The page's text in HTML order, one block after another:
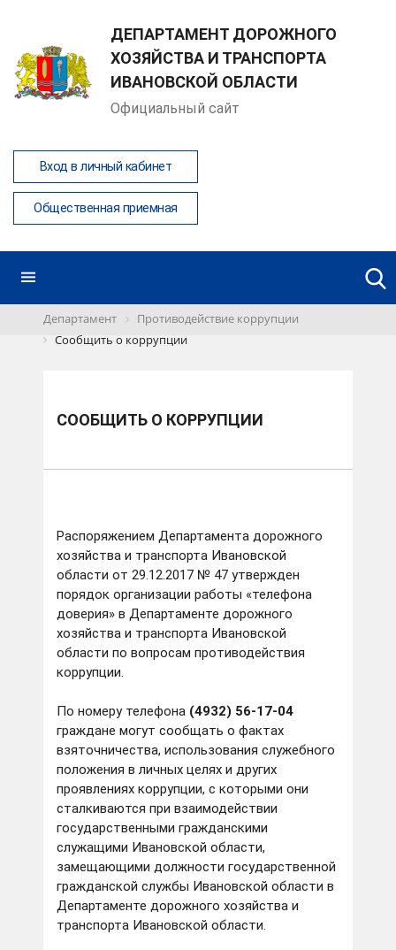
ДЕПАРТАМЕНТ ДОРОЖНОГО
ХОЗЯЙСТВА И ТРАНСПОРТА
ИВАНОВСКОЙ ОБЛАСТИ
Официальный сайт
Вход в личный кабинет
Общественная приемная
Департамент
Противодействие коррупции
Сообщить о коррупции
СООБЩИТЬ О КОРРУПЦИИ
Распоряжением Департамента дорожного
хозяйства и транспорта Ивановской
области от 29.12.2017 № 47 утвержден
порядок организации работы «телефона
доверия» в Департаменте дорожного
хозяйства и транспорта Ивановской
области по вопросам противодействия
коррупции.
По номеру телефона (4932) 56-17-04
граждане могут сообщать о фактах
взяточничества, использования служебного
положения в личных целях и других
проявлениях коррупции, с которыми они
сталкиваются при взаимодействии
государственными гражданскими
служащими Ивановской области,
замещающими должности государственной
гражданской службы Ивановской области в
Департаменте дорожного хозяйства и
транспорта Ивановской области.